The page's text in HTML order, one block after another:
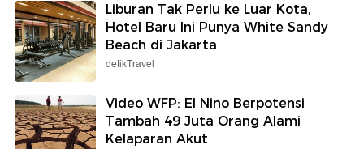
Liburan Tak Perlu ke Luar Kota,
Hotel Baru Ini Punya White Sandy
Beach di Jakarta
detikTravel
Video WFP: El Nino Berpotensi
Tambah 49 Juta Orang Alami
Kelaparan Akut